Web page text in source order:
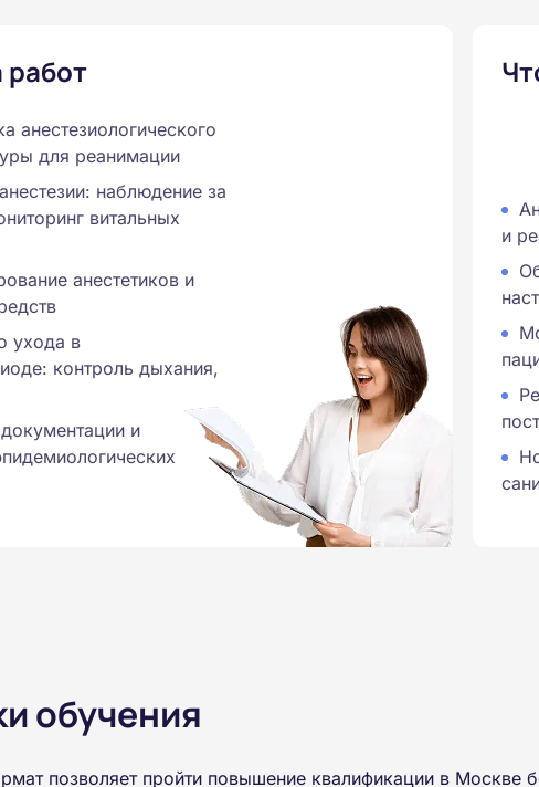
работ
анестезиологического
для реанимации
наблюдение за
витальных
анестетиков и
ухода в
контроль дыхания,
и
и
обучения
позволяет пройти повышение квалификации в